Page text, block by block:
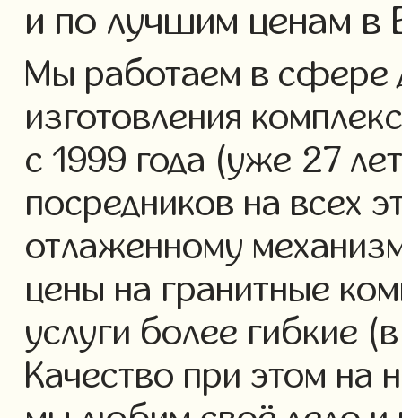
и по лучшим ценам в
Мы работаем в сфере
изготовления
с 1999 года (уже 27
посредников на всех
отлаженному
цены на гранитные
услуги более гибкие
Качество при этом на